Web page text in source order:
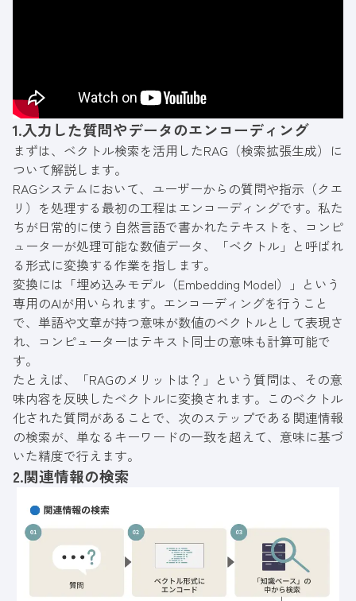
1.入力した質問やデータのエンコーディング
まずは、ベクトル検索を活用したRAG（検索拡張生成）に
ついて解説します。
RAGシステムにおいて、ユーザーからの質問や指示（クエ
リ）を処理する最初の工程はエンコーディングです。私た
ちが日常的に使う自然言語で書かれたテキストを、コンピ
ューターが処理可能な数値データ、「ベクトル」と呼ばれ
る形式に変換する作業を指します。
変換には「埋め込みモデル（Embedding Model）」という
専用のAIが用いられます。エンコーディングを行うこと
で、単語や文章が持つ意味が数値のベクトルとして表現さ
れ、コンピューターはテキスト同士の意味も計算可能で
す。
たとえば、「RAGのメリットは？」という質問は、その意
味内容を反映したベクトルに変換されます。このベクトル
化された質問があることで、次のステップである関連情報
の検索が、単なるキーワードの一致を超えて、意味に基づ
いた精度で行えます。
2.関連情報の検索